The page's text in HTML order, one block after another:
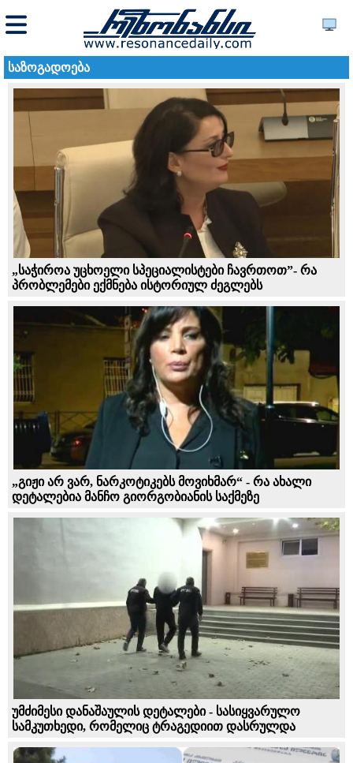
საზოგადოება
„საჭიროა უცხოელი სპეციალისტები ჩავრთოთ”- რა
პრობლემები ექმნება ისტორიულ ძეგლებს
„გიჟი არ ვარ, ნარკოტიკებს მოვიხმარ“ - რა ახალი
დეტალებია მანჩო გიორგობიანის საქმეზე
უმძიმესი დანაშაულის დეტალები - სასიყვარულო
სამკუთხედი, რომელიც ტრაგედიით დასრულდა